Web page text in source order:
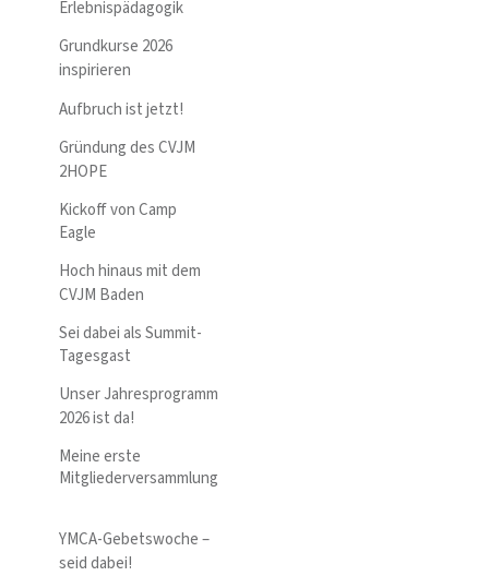
Erlebnispädagogik
Grundkurse 2026
inspirieren
Aufbruch ist jetzt!
Gründung des CVJM
2HOPE
Kickoff von Camp
Eagle
Hoch hinaus mit dem
CVJM Baden
Sei dabei als Summit-
Tagesgast
Unser Jahresprogramm
2026 ist da!
Meine erste
Mitgliederversammlung
YMCA-Gebetswoche –
seid dabei!